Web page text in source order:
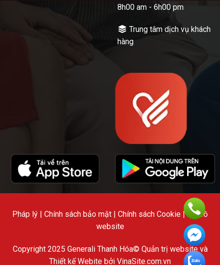
8h00 am - 6h00 pm
Trung tâm dịch vụ khách
hàng
Pháp lý | Chính sách bảo mật | Chính sách Cookie | Sơ đồ
website
Copyright 2025 Generali Thanh Hóa© Quản trị website và
Thiết kế Webite bởi VinaSite.com.vn